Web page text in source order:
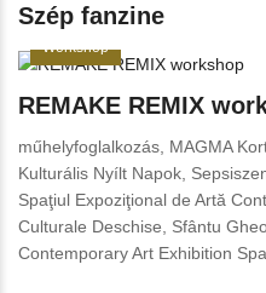
Szép fanzine
Workshop
REMAKE REMIX
műhelyfoglalkozás, MAGMA
Kulturális Nyílt Napok,
Spaţiul Expoziţional de Artă
Culturale Deschise, Sfântu
Contemporary Art Exhibition